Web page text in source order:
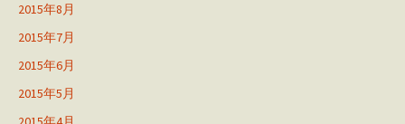
2015年8月
2015年7月
2015年6月
2015年5月